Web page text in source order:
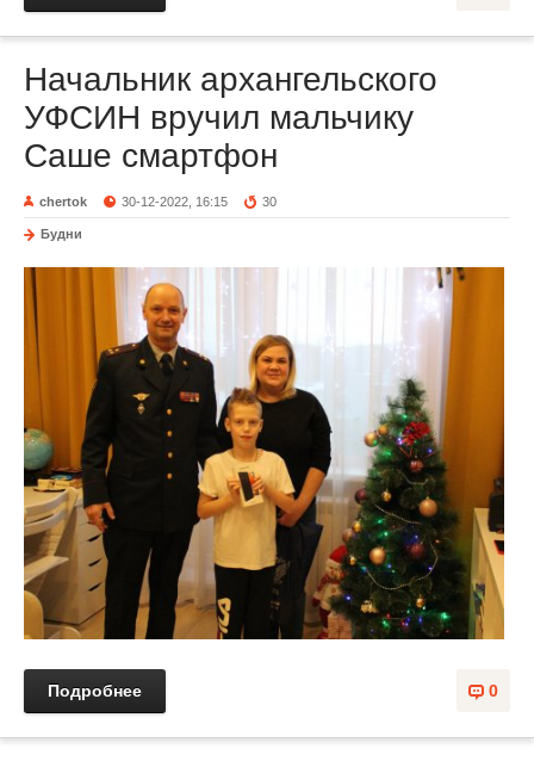
Начальник архангельского
УФСИН вручил мальчику
Саше смартфон
chertok 30-12-2022, 16:15 30
Будни
0
Подробнее